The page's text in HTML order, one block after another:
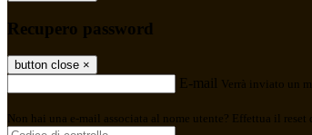
Recupero password
button close ×
E-mail Verrà inviato un
Non hai una e-mail associata al nome utente? Effettua il reset